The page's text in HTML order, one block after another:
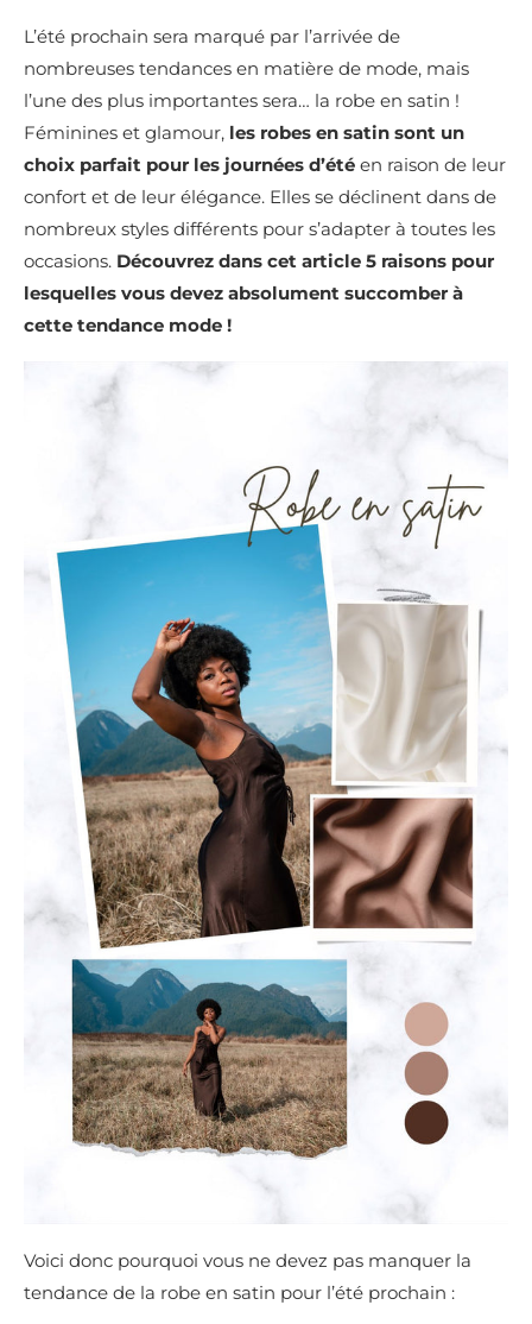
L’été prochain sera marqué par l’arrivée de
nombreuses tendances en matière de mode, mais
l’une des plus importantes sera… la robe en satin !
Féminines et glamour, les robes en satin sont un
choix parfait pour les journées d’été en raison de leur
confort et de leur élégance. Elles se déclinent dans de
nombreux styles différents pour s’adapter à toutes les
occasions. Découvrez dans cet article 5 raisons pour
lesquelles vous devez absolument succomber à
cette tendance mode !
Voici donc pourquoi vous ne devez pas manquer la
tendance de la robe en satin pour l’été prochain :